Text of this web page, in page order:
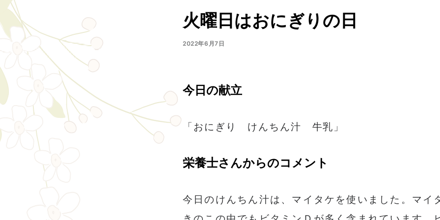
火曜日はおにぎりの日
2022年6月7日
今日の献立
「おにぎり けんちん汁 牛乳」
栄養士さんからのコメント
今日のけんちん汁は、マイタケを使いました。マイ